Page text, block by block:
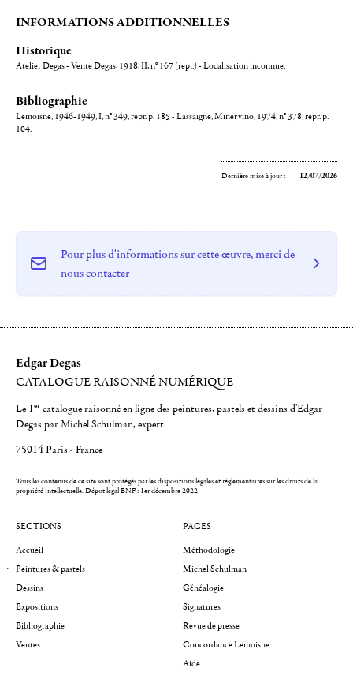
INFORMATIONS ADDITIONNELLES
Historique
Atelier Degas - Vente Degas, 1918, II, n° 167 (repr.) - Localisation inconnue.
Bibliographie
Lemoisne, 1946-1949, I, n° 349, repr. p. 185 - Lassaigne, Minervino, 1974, n° 378, repr. p.
104.
Dernière mise à jour : 12/07/2026
Pour plus d'informations sur cette œuvre, merci de
nous contacter
Edgar Degas
CATALOGUE RAISONNÉ NUMÉRIQUE
Le 1er catalogue raisonné en ligne des peintures, pastels et dessins d'Edgar
Degas par Michel Schulman, expert
75014 Paris - France
Tous les contenus de ce site sont protégés par les dispositions légales et réglementaires sur les droits de la
propriété intellectuelle.Dépot légal BNF : 1er décembre 2022
SECTIONS
Accueil
Peintures & pastels
Dessins
Expositions
Bibliographie
Ventes
PAGES
Méthodologie
Michel Schulman
Généalogie
Signatures
Revue de presse
Concordance Lemoisne
Aide